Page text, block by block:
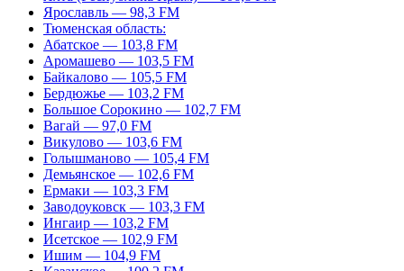
Ярославль — 98,3 FM
Тюменская область:
Абатское — 103,8 FM
Аромашево — 103,5 FM
Байкалово — 105,5 FM
Бердюжье — 103,2 FM
Большое Сорокино — 102,7 FM
Вагай — 97,0 FM
Викулово — 103,6 FM
Голышманово — 105,4 FM
Демьянское — 102,6 FM
Ермаки — 103,3 FM
Заводоуковск — 103,3 FM
Ингаир — 103,2 FM
Исетское — 102,9 FM
Ишим — 104,9 FM